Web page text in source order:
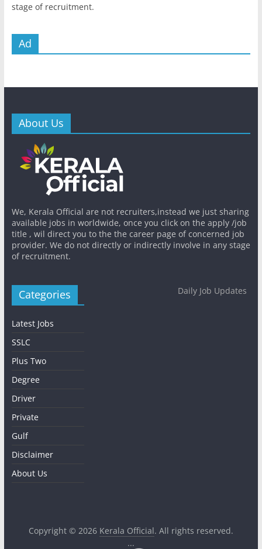
stage of recruitment.
Ad
About Us
We, Kerala Official are not recruiters,instead we just sharing
available jobs in worldwide, once you click on the apply /job
title , wil direct you to the the career page of concerned job
provider. We do not directly or indirectly involve in any stage
of recruitment.
Categories
Latest Jobs
SSLC
Plus Two
Degree
Driver
Private
Gulf
Disclaimer
About Us
Daily Job Updates
Copyright © 2026 Kerala Official. All rights reserved.
...